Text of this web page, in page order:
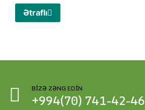
Ətraflı
BIZƏ ZƏNG EDIN
+994(70) 741-42-46